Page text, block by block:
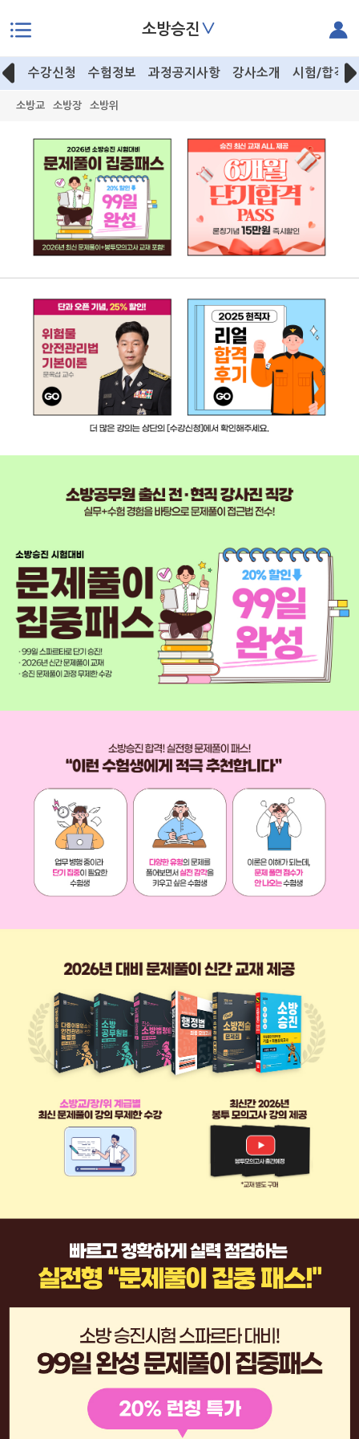
본문으로 바로가기
소방승진 ∨
수강신청 수험정보 과정공지사항 강사소개 시험/합격
소방교 소방장 소방위